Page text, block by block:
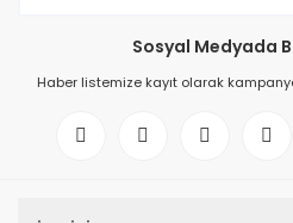
Sosyal Medyada
Haber listemize kayıt olarak